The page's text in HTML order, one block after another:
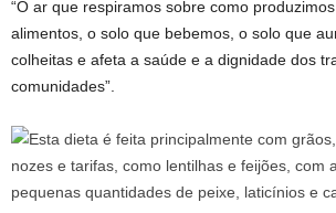
“O ar que respiramos sobre como
alimentos, o solo que bebemos, o solo que
colheitas e afeta a saúde e a dignidade dos
comunidades”.